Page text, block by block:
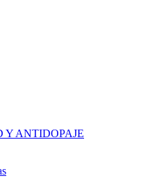
Y ANTIDOPAJE